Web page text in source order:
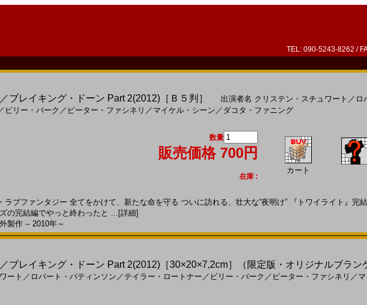
TEL: 090-5243-8262 /
ブレイキング・ドーン Part 2(2012)［Ｂ５判］ 出演者名 クリステン・スチュワート ／ ロ
ビリー・バーク ／ ピーター・ファシネリ ／ マイケル・シーン ／ ダコタ・ファニング
数量
販売価格 700円
在庫 :
カート
ブファンタジー 全てをかけて、新たな命を守る ついに訪れる、壮大な“夜明け” 『トワイライト』完
の完結編でやっと終わったと ... [詳細]
作 -- 2010年～
ブレイキング・ドーン Part 2(2012)［30×20×7,2cm］（限定版・オリジナルブラン
ート ／ ロバート・パティンソン ／ テイラー・ロートナー ／ ビリー・バーク ／ ピーター・ファシネリ ／